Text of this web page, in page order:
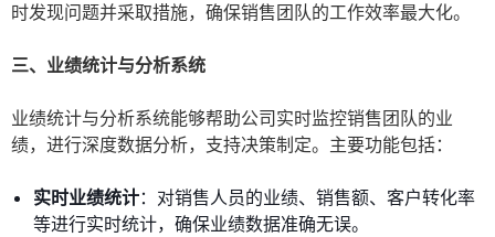
时发现问题并采取措施，确保销售团队的工作效率最大化。
三、业绩统计与分析系统
业绩统计与分析系统能够帮助公司实时监控销售团队的业
绩，进行深度数据分析，支持决策制定。主要功能包括：
实时业绩统计：对销售人员的业绩、销售额、客户转化率
等进行实时统计，确保业绩数据准确无误。